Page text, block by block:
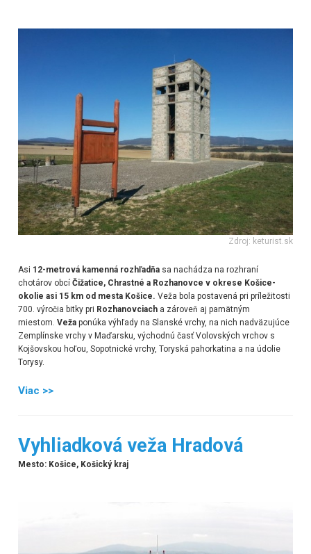
Zdroj: keturist.sk
Asi 12-metrová kamenná rozhľadňasa nachádza na rozhraní
chotárov obcí Čižatice, Chrastné a Rozhanovce v okrese Košice-
okolie asi 15 km od mesta Košice. Veža bola postavená pri príležitosti
700. výročia bitky pri Rozhanovciacha zároveň aj pamätným
miestom. Vežaponúka výhľady na Slanské vrchy, na nich nadväzujúce
Zemplínske vrchy v Maďarsku, východnú časť Volovských vrchov s
Kojšovskou hoľou, Sopotnické vrchy, Toryská pahorkatina a na údolie
Torysy.
Viac >>
Vyhliadková veža Hradová
Mesto: Košice, Košický kraj